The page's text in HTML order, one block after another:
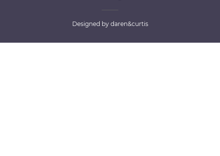
Designed by daren&curtis